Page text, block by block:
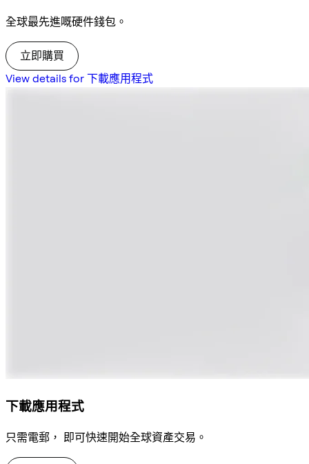
全球最先進嘅硬件錢包。
立即購買
View details for 下載應用程式
下載應用程式
只需電郵， 即可快速開始全球資產交易。